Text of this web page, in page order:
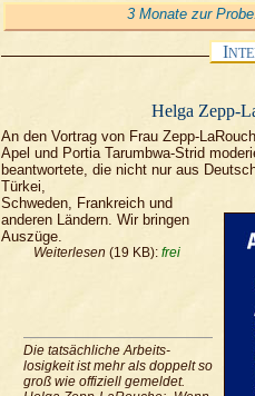
3 Monate zur
I
Helga Zepp-
An den Vortrag von Frau Zepp-
Apel und Portia Tarumbwa-Strid
beantwortete, die nicht nur aus
Türkei,
Schweden, Frankreich und
anderen Ländern. Wir bringen
Auszüge.
Weiterlesen (19 KB): frei
Die tatsächliche Arbeits-
losigkeit ist mehr als doppelt so
groß wie offiziell gemeldet.